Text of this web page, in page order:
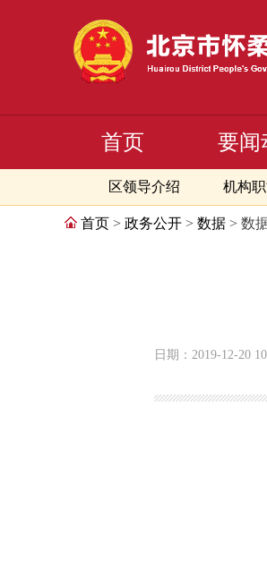
首页 要闻
区领导介绍 机构
首页 > 政务公开 > 数据 > 数
日期：2019-12-20